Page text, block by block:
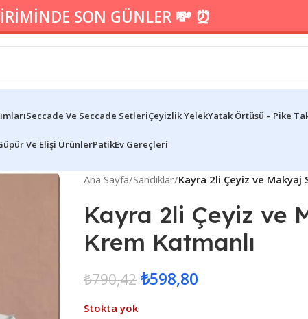
SON GÜNLER 💸 ⏰
Seccade Ve Seccade SetleriÇeyizlik YelekYatak Örtüsü – Pike
Ve Elişi ÜrünlerPatikEv Gereçleri
Ana Sayfa/Sandıklar/Kayra 2li Çeyiz ve Makyaj
Kayra 2li Çeyiz ve
Krem Katmanlı
₺790,42 ₺598,80
Stokta yok